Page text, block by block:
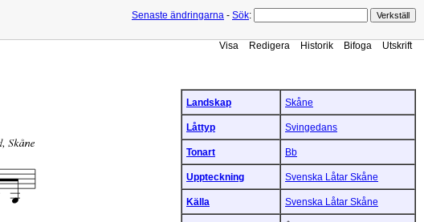
Senaste ändringarna - Sök:
Visa Redigera Historik Bifoga Utskrift
Landskap Skåne
Låttyp Svingedans
Tonart Bb
Uppteckning Svenska Låtar Skåne
Källa Svenska Låtar Skåne